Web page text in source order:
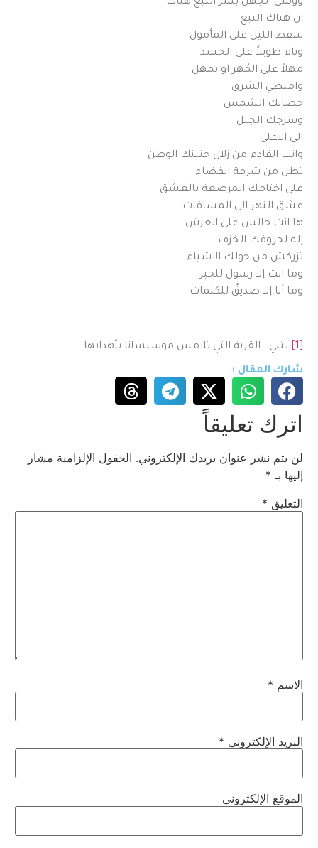
ان هناك النبع
سقط الليل على المأمول
ونام طويلاً على الجسد
مهلاً على المُهر او تمهل
وامتطي الشرق
حصانك الشمس
وسرجك الجبل
الى الاعلى
وانت القادم من زلال حنينك الوطن
تطل من شرفة الفضاء
على اختامك المرصعة بالعشق
عشق النهر الى المسافات
ها انت جالس على العرش
إله لحروفك الخزف
تزركش من حولك الاشياء
وما انت إلا رسول للحبر
وما أنا إلا صديقٌ للكلمات
————————
[1] بتني : القرية التي تلامس موسيسانا بأهدابها
شارك المقال :
اترك تعليقاً
لن يتم نشر عنوان بريدك الإلكتروني. الحقول الإلزامية مشار
إليها بـ *
التعليق *
الاسم *
البريد الإلكتروني *
الموقع الإلكتروني